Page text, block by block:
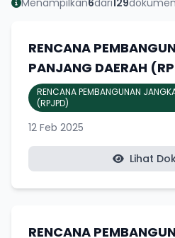
RENCANA
PANJANG DAERAH
RENCANA PEMBANGUNAN
(RPJPD)
12 Feb 2025
Lihat
RENCANA